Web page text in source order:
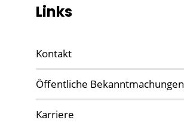
Links
Kontakt
Öffentliche Bekanntmachungen
Karriere